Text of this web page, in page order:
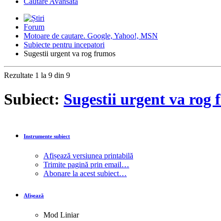
Forum
Motoare de cautare. Google, Yahoo!, MSN
Subiecte pentru incepatori
Sugestii urgent va rog frumos
Rezultate 1 la 9 din 9
Subiect: Sugestii urgent va rog
Instrumente subiect
Afișează versiunea printabilă
Trimite pagină prin email…
Abonare la acest subiect…
Afișează
Mod Liniar